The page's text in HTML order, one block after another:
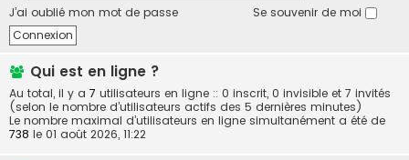
J’ai oublié mon mot de passe Se souvenir de moi
Qui est en ligne ?
Au total, il y a 7 utilisateurs en ligne :: 0 inscrit, 0 invisible et 7 invités
(selon le nombre d’utilisateurs actifs des 5 dernières minutes)
Le nombre maximal d’utilisateurs en ligne simultanément a été de
738 le 01 août 2026, 11:22